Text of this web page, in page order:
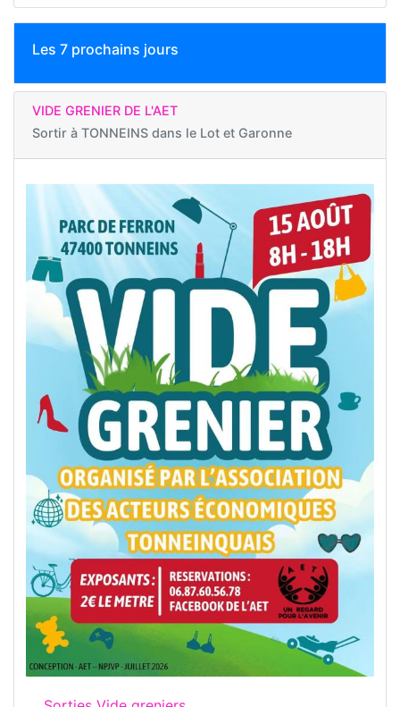
Les 7 prochains jours
VIDE GRENIER DE L'AET
Sortir à TONNEINS dans le Lot et Garonne